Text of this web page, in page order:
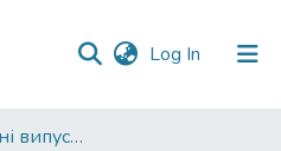
Log In (current)
01. Кваліфікаційні випускні роботи здобувачів вищої освіти